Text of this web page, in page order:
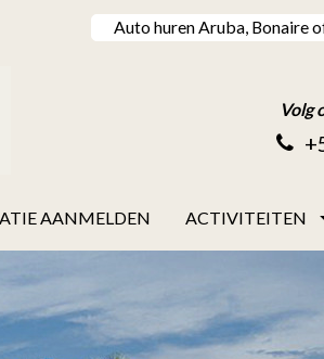
Auto huren Aruba, Bonaire
Volg
AANMELDEN ACTIVITEITEN